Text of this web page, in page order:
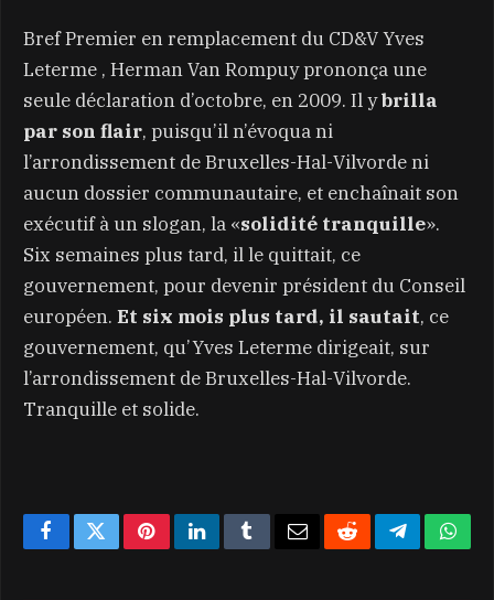
Bref Premier en remplacement du CD&V Yves
Leterme , Herman Van Rompuy prononça une
seule déclaration d’octobre, en 2009. Il ybrilla
par son flair, puisqu’il n’évoqua ni
l’arrondissement de Bruxelles-Hal-Vilvorde ni
aucun dossier communautaire, et enchaînait son
exécutif à un slogan, la «solidité tranquille».
Six semaines plus tard, il le quittait, ce
gouvernement, pour devenir président du Conseil
européen. Et six mois plus tard, il sautait, ce
gouvernement, qu’Yves Leterme dirigeait, sur
l’arrondissement de Bruxelles-Hal-Vilvorde.
Tranquille et solide.
FacebookTwitterPinterestLinkedInTumblr EmailRedditTelegram